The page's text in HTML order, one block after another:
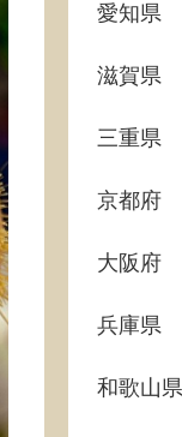
愛知県
滋賀県
三重県
京都府
大阪府
兵庫県
和歌山県